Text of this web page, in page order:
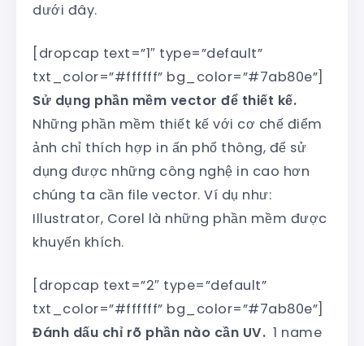
dưới đây.
[dropcap text=”1″ type=”default”
txt_color=”#ffffff” bg_color=”#7ab80e”]
Sử dụng phần mềm vector để thiết kế.
Những phần mềm thiết kế với cơ chế điểm
ảnh chỉ thích hợp in ấn phổ thông, để sử
dụng được những công nghệ in cao hơn
chúng ta cần file vector. Ví dụ như:
Illustrator, Corel là những phần mềm được
khuyến khích.
[dropcap text=”2″ type=”default”
txt_color=”#ffffff” bg_color=”#7ab80e”]
Đánh dấu chỉ rõ phần nào cần UV. 1 name